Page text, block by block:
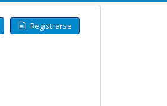
Registrarse